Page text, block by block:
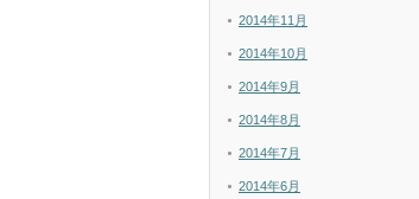
2014年11月
2014年10月
2014年9月
2014年8月
2014年7月
2014年6月